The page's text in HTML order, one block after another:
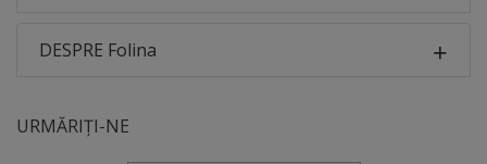
DESPRE Folina
URMĂRIȚI-NE